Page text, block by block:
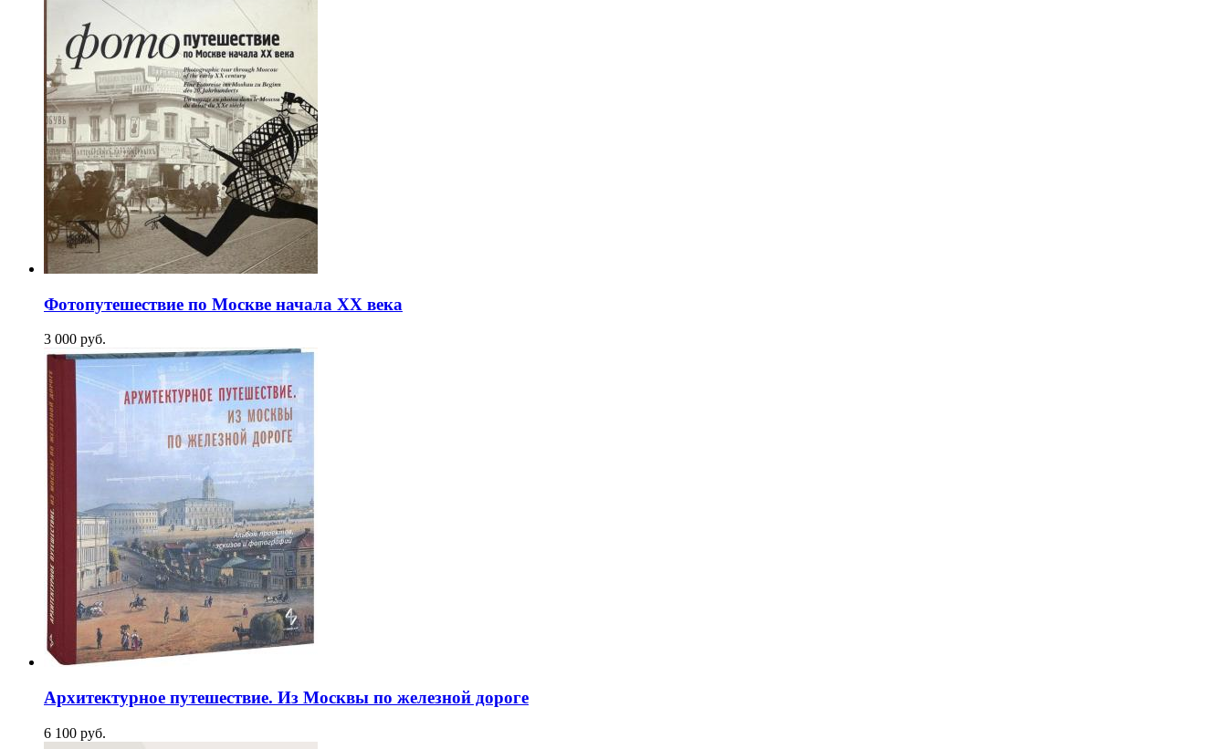
Фотопутешествие по Москве начала XX века
3 000 pуб.
Архитектурное путешествие. Из Москвы по железной дороге
6 100 pуб.